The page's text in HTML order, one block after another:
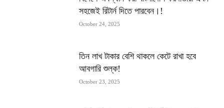
সহজেই রিটার্ন দিতে পারবেন।!
October 24, 2025
তিন লাখ টাকার বেশি থাকলে কেটে রাখা হবে
আবগারি শুল্ক!
October 23, 2025